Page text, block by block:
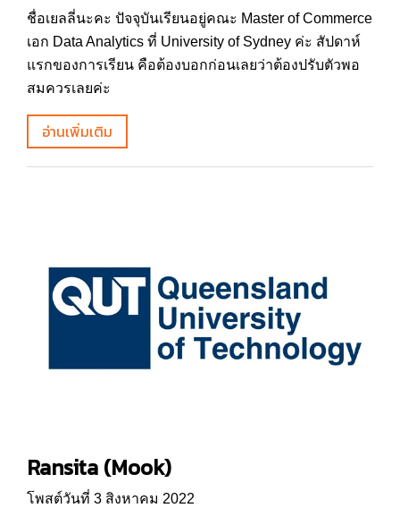
ชื่อเยลลี่นะคะ ปัจจุบันเรียนอยู่คณะ Master of Commerce
เอก Data Analytics ที่ University of Sydney ค่ะ สัปดาห์
แรกของการเรียน คือต้องบอกก่อนเลยว่าต้องปรับตัวพอ
สมควรเลยค่ะ
อ่านเพิ่มเติม
Ransita (Mook)
โพสต์วันที่ 3 สิงหาคม 2022